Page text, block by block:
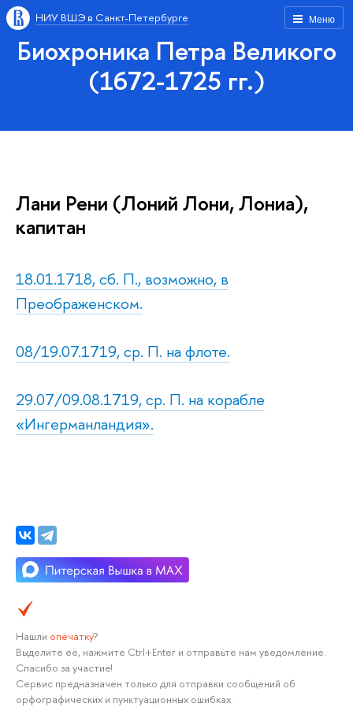
Меню
НИУ ВШЭ в Санкт-Петербурге
Биохроника Петра Великого
(1672-1725 гг.)
Лани Рени (Лоний Лони, Лониа),
капитан
18.01.1718, сб. П., возможно, в
Преображенском.
08/19.07.1719, ср. П. на флоте.
29.07/09.08.1719, ср. П. на корабле
«Ингерманландия».
Нашли опечатку?
Выделите её, нажмите Ctrl+Enter и отправьте нам уведомление.
Спасибо за участие!
Сервис предназначен только для отправки сообщений об
орфографических и пунктуационных ошибках.